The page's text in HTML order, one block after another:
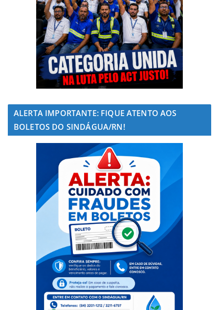
ALERTA IMPORTANTE: FIQUE ATENTO AOS
BOLETOS DO SINDÁGUA/RN!